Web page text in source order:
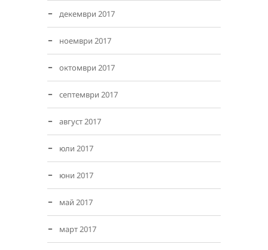
декември 2017
ноември 2017
октомври 2017
септември 2017
август 2017
юли 2017
юни 2017
май 2017
март 2017